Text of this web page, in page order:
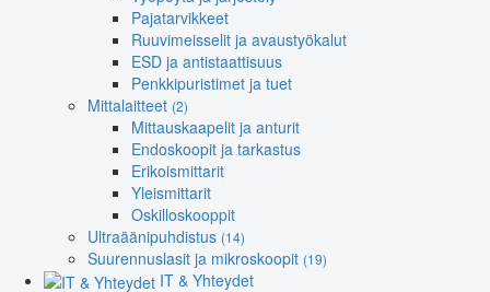
Pajatarvikkeet
Ruuvimeisselit ja avaustyökalut
ESD ja antistaattisuus
Penkkipuristimet ja tuet
Mittalaitteet (2)
Mittauskaapelit ja anturit
Endoskoopit ja tarkastus
Erikoismittarit
Yleismittarit
Oskilloskooppit
Ultraäänipuhdistus (14)
Suurennuslasit ja mikroskoopit (19)
IT & Yhteydet